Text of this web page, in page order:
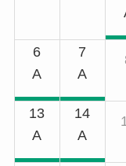
6
A
7
A
13
A
14
A